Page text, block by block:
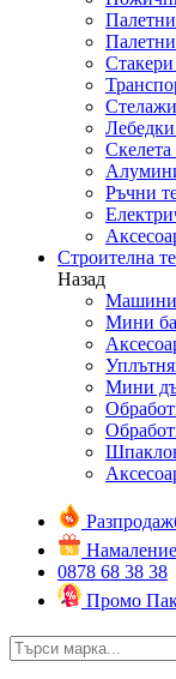
Стакери
Лебедки
Ръчни
Строителна
Назад
Машини
Мини
Мини
Намаление
0878 68 38 38
Промо